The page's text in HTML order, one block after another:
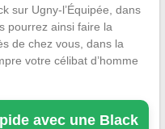
sur Ugny-l’Équipée, dans
pourrez ainsi faire la
de chez vous, dans la
votre célibat d’homme
avec une Black